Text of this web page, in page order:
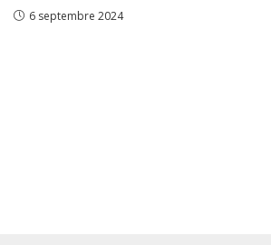
6 septembre 2024